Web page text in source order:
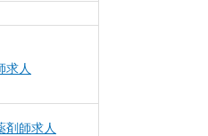
求人
剤師求人